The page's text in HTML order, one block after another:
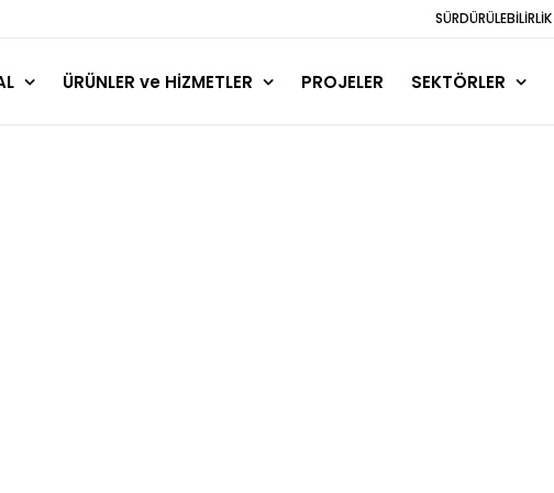
SÜRDÜRÜLEBİLİRLİK
ÜRÜNLER ve HİZMETLER PROJELER SEKTÖRLER